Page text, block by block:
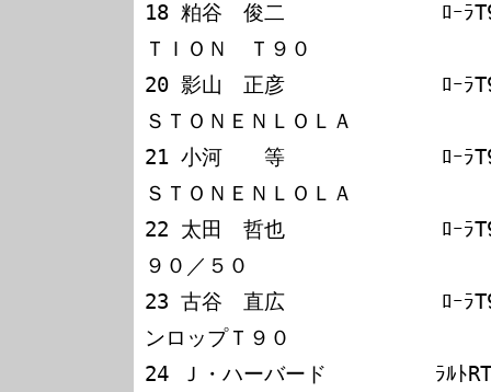
18 粕谷　俊二             ﾛｰﾗ
ＴＩＯＮ　Ｔ９０
20 影山　正彦             ﾛｰﾗ
ＳＴＯＮＥＮＬＯＬＡ
21 小河　　等             ﾛｰﾗ
ＳＴＯＮＥＮＬＯＬＡ
22 太田　哲也             ﾛｰﾗ
９０／５０
23 古谷　直広             ﾛｰﾗ
ンロップＴ９０
24 Ｊ・ハーバード         ﾗﾙﾄ